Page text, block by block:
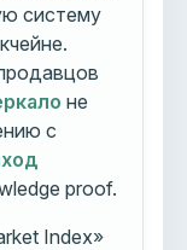
систему
не
с
proof.
Index»